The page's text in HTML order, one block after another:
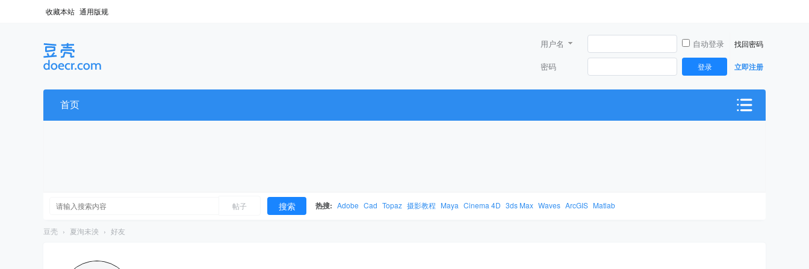
收藏本站 通用版规
用户名 自动登录 找回密码
密码 登录 立即注册
首页
帖子 搜索 热搜: Adobe Cad Topaz 摄影教程 Maya Cinema 4D 3ds Max Waves ArcGIS Matlab
豆壳 › 夏洵未泱 › 好友